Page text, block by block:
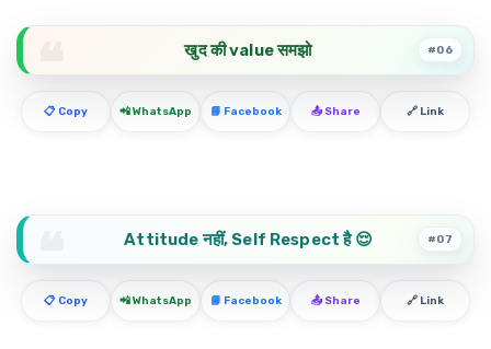
खुद की value समझो #06
📋 Copy 📲 WhatsApp 📘 Facebook 📤 Share 🔗 Link
Attitude नहीं, Self Respect है 😌 #07
📋 Copy 📲 WhatsApp 📘 Facebook 📤 Share 🔗 Link